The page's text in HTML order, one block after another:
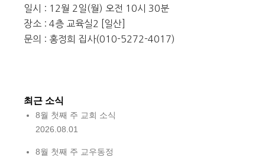
일시 : 12월 2일(월) 오전 10시 30분
장소 : 4층 교육실2 [일산]
문의 : 홍정희 집사(010-5272-4017)
최근 소식
8월 첫째 주 교회 소식
2026.08.01
8월 첫째 주 교우동정